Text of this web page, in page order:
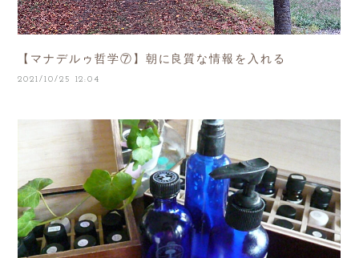
【マナデルゥ哲学⑦】朝に良質な情報を入れる
2021/10/25 12:04